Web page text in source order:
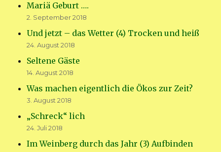
Mariä Geburt ….
2. September 2018
Und jetzt – das Wetter (4) Trocken und heiß
24. August 2018
Seltene Gäste
14. August 2018
Was machen eigentlich die Ökos zur Zeit?
3. August 2018
„Schreck“ lich
24. Juli 2018
Im Weinberg durch das Jahr (3) Aufbinden